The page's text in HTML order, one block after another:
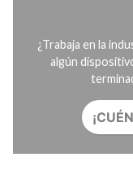
¿Trabaja en la
algún